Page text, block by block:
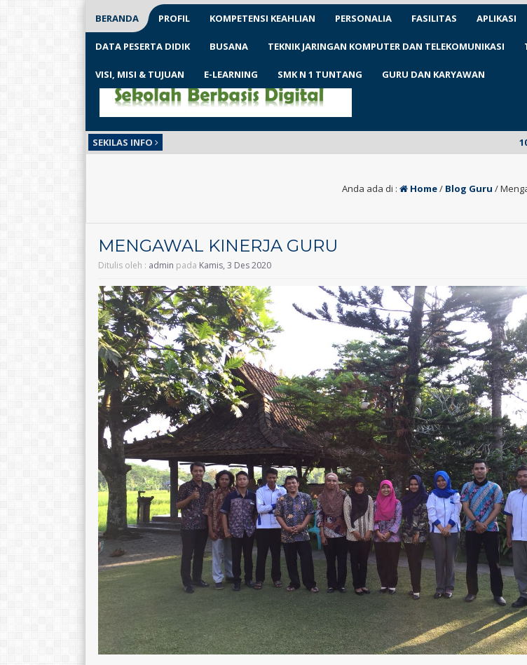
BERANDA PROFIL KOMPETENSI KEAHLIAN PERSONALIA FASILITAS APLIKASI
DATA PESERTA DIDIK BUSANA TEKNIK JARINGAN KOMPUTER DAN TELEKOMUNIKASI
VISI, MISI & TUJUAN E-LEARNING SMK N 1 TUNTANG GURU DAN KARYAWAN
SEKILAS INFO 10 bulan
Anda ada di : Home/ Blog Guru /
MENGAWAL KINERJA GURU
Ditulis oleh : admin pada Kamis, 3 Des 2020